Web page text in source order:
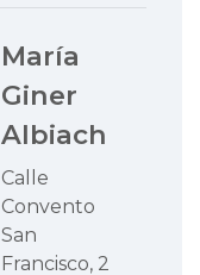
María
Giner
Albiach
Calle
Convento
San
Francisco, 2